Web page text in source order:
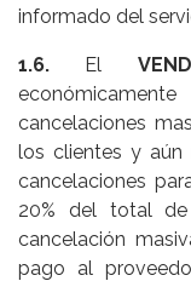
informado del
1.6. El
cancelaciones
los clientes y aún
cancelaciones
20% del total
cancelación
pago al